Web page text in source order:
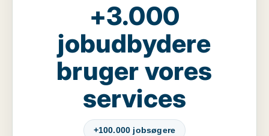
+3.000
jobudbydere
bruger vores
services
+100.000 jobsøgere